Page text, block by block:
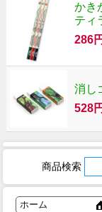
かき
ティ
286円
消し
528円
商品検索
ホーム